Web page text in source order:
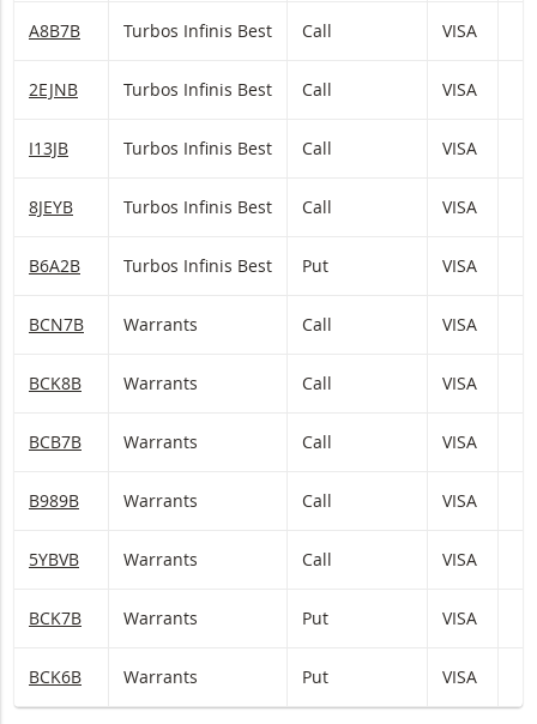
A8B7B Turbos Infinis Best Call VISA
2EJNB Turbos Infinis Best Call VISA
I13JB Turbos Infinis Best Call VISA
8JEYB Turbos Infinis Best Call VISA
B6A2B Turbos Infinis Best Put VISA
BCN7B Warrants Call VISA
BCK8B Warrants Call VISA
BCB7B Warrants Call VISA
B989B Warrants Call VISA
5YBVB Warrants Call VISA
BCK7B Warrants Put VISA
BCK6B Warrants Put VISA